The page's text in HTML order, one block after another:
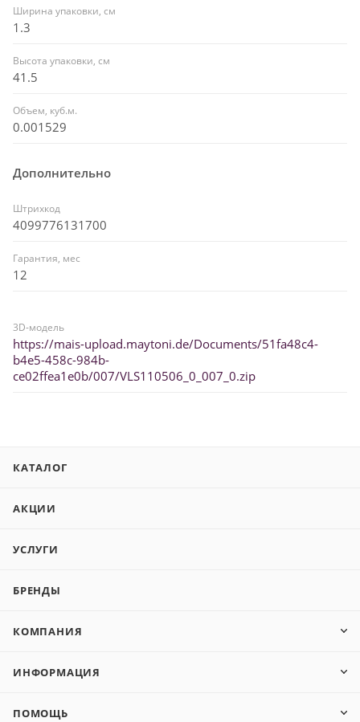
Ширина упаковки, см
1.3
Высота упаковки, см
41.5
Объем, куб.м.
0.001529
Дополнительно
Штрихкод
4099776131700
Гарантия, мес
12
3D-модель
https://mais-upload.maytoni.de/Documents/51fa48c4-
b4e5-458c-984b-
ce02ffea1e0b/007/VLS110506_0_007_0.zip
КАТАЛОГ
АКЦИИ
УСЛУГИ
БРЕНДЫ
КОМПАНИЯ
ИНФОРМАЦИЯ
ПОМОЩЬ